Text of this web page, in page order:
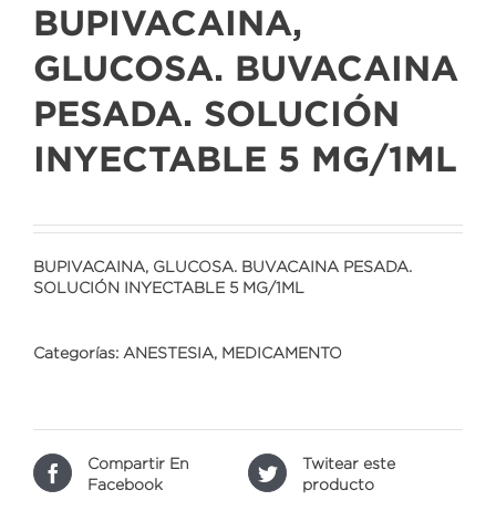
BUPIVACAINA,
GLUCOSA. BUVACAINA
PESADA. SOLUCIÓN
INYECTABLE 5 MG/1ML
BUPIVACAINA, GLUCOSA. BUVACAINA PESADA.
SOLUCIÓN INYECTABLE 5 MG/1ML
Categorías: ANESTESIA MEDICAMENTO
Compartir En
Facebook
Twitear este
producto